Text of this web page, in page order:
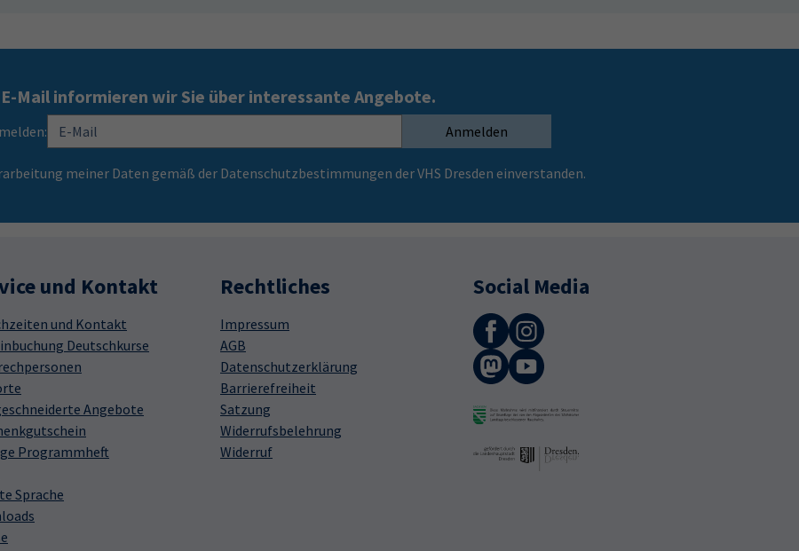
Mail informieren wir Sie über interessante Angebote.
Anmelden
meiner Daten gemäß der Datenschutzbestimmungen der VHS Dresden einverstanden.
und Kontakt
und Kontakt
Deutschkurse
Angebote
Programmheft
Sprache
Rechtliches
Impressum
AGB
Datenschutzerklärung
Barrierefreiheit
Satzung
Widerrufsbelehrung
Widerruf
Social Media